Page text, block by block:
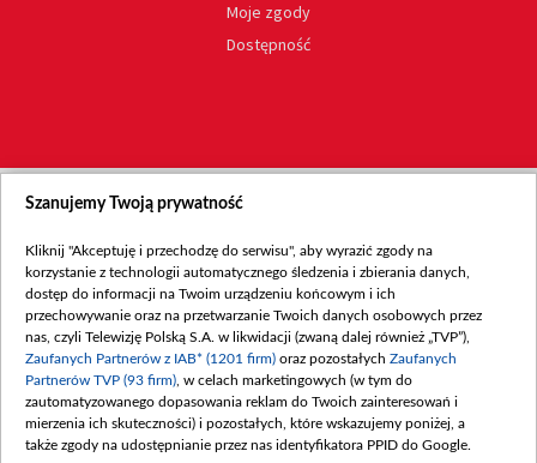
Moje zgody
Dostępność
Szanujemy Twoją prywatność
Kliknij "Akceptuję i przechodzę do serwisu", aby wyrazić zgody na
korzystanie z technologii automatycznego śledzenia i zbierania danych,
dostęp do informacji na Twoim urządzeniu końcowym i ich
przechowywanie oraz na przetwarzanie Twoich danych osobowych przez
nas, czyli Telewizję Polską S.A. w likwidacji (zwaną dalej również „TVP”),
Zaufanych Partnerów z IAB* (1201 firm) oraz pozostałych Zaufanych
Partnerów TVP (93 firm) , w celach marketingowych (w tym do
zautomatyzowanego dopasowania reklam do Twoich zainteresowań i
mierzenia ich skuteczności) i pozostałych, które wskazujemy poniżej, a
także zgody na udostępnianie przez nas identyfikatora PPID do Google.